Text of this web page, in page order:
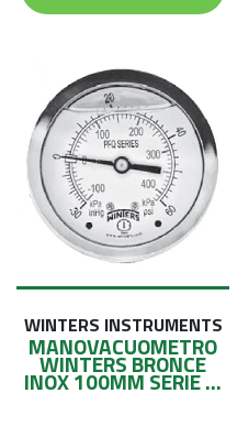
WINTERS INSTRUMENTS
MANOVACUOMETRO
WINTERS BRONCE
INOX 100MM SERIE ...